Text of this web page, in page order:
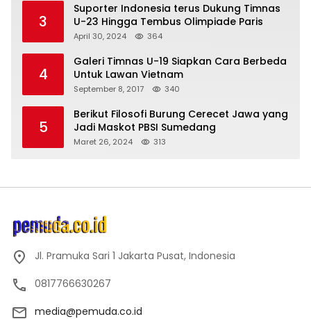
3
Suporter Indonesia terus Dukung Timnas
U-23 Hingga Tembus Olimpiade Paris
April 30, 2024 364
4
Galeri Timnas U-19 Siapkan Cara Berbeda
Untuk Lawan Vietnam
September 8, 2017 340
5
Berikut Filosofi Burung Cerecet Jawa yang
Jadi Maskot PBSI Sumedang
Maret 26, 2024 313
Jl. Pramuka Sari 1 Jakarta Pusat, Indonesia
0817766630267
media@pemuda.co.id